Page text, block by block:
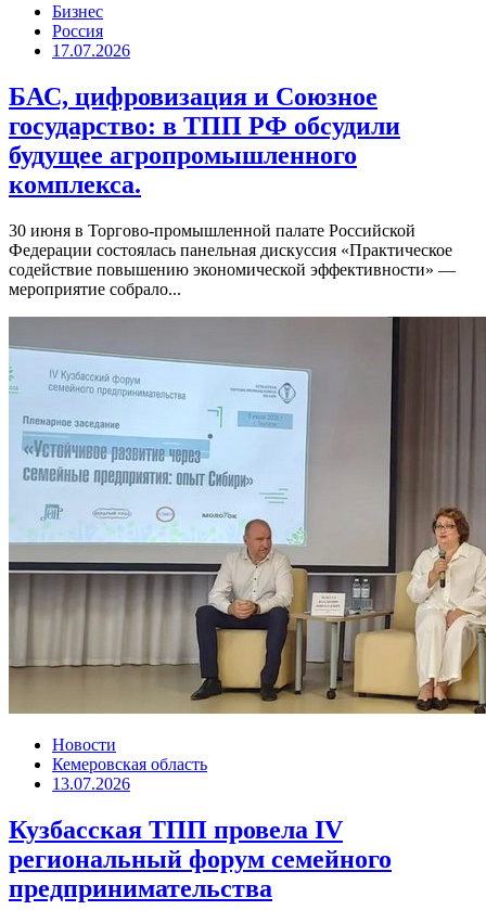
Бизнес
Россия
17.07.2026
БАС, цифровизация и Союзное
государство: в ТПП РФ обсудили
будущее агропромышленного
комплекса.
30 июня в Торгово-промышленной палате Российской
Федерации состоялась панельная дискуссия «Практическое
содействие повышению экономической эффективности» —
мероприятие собрало...
Новости
Кемеровская область
13.07.2026
Кузбасская ТПП провела IV
региональный форум семейного
предпринимательства